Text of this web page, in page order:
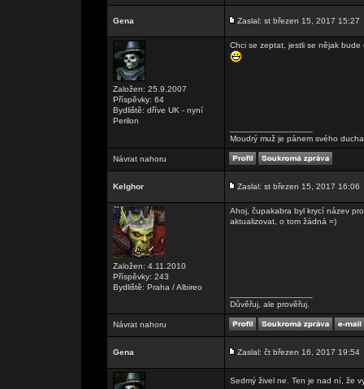
Gena Zaslal: st březen 15, 2017 15:27
Založen: 25.9.2007
Příspěvky: 64
Bydliště: dříve UK - nyní
Perilon
Chci se zeptat, jestli se nějak
Moudrý muž je pánem svého
Návrat nahoru
Kelghor Zaslal: st březen 15, 2017 16:06
Založen: 4.11.2010
Příspěvky: 243
Bydliště: Praha / Albireo
Ahoj, čupakabra byl krycí název
aktualizovat, o tom žádná =)
Důvěřuj, ale prověřuj.
Návrat nahoru
Gena Zaslal: čt březen 16, 2017 19:54
Sedmý živel ne. Ten je nad ní, že